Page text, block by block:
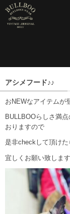
アシメフード♪♪
おNEWなアイテムが
BULLBOOらしさ満
おりますので
是非checkして頂けた
宜しくお願い致しま